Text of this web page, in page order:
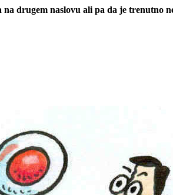
drugem naslovu ali pa da je trenutno